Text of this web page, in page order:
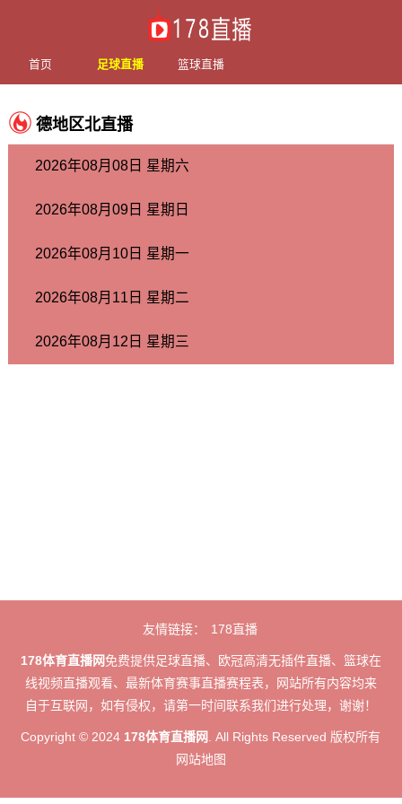
首页 足球直播 篮球直播
德地区北直播
2026年08月08日 星期六
2026年08月09日 星期日
2026年08月10日 星期一
2026年08月11日 星期二
2026年08月12日 星期三
友情链接： 178直播
178体育直播网免费提供足球直播、欧冠高清无插件直播、篮球在
线视频直播观看、最新体育赛事直播赛程表，网站所有内容均来
自于互联网，如有侵权，请第一时间联系我们进行处理，谢谢！
Copyright © 2024 178体育直播网
. All Rights Reserved 版权所有
网站地图